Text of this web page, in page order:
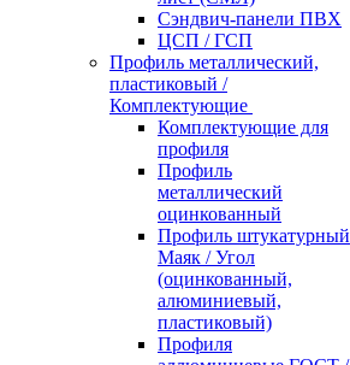
Сэндвич-панели ПВХ
ЦСП / ГСП
Профиль металлический,
пластиковый /
Комплектующие
Комплектующие для
профиля
Профиль
металлический
оцинкованный
Профиль штукатурный
Маяк / Угол
(оцинкованный,
алюминиевый,
пластиковый)
Профиля